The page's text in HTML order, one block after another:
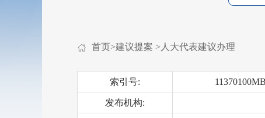
首页 >建议提案 > 人大代表建议办理
索引号:
发布机构: